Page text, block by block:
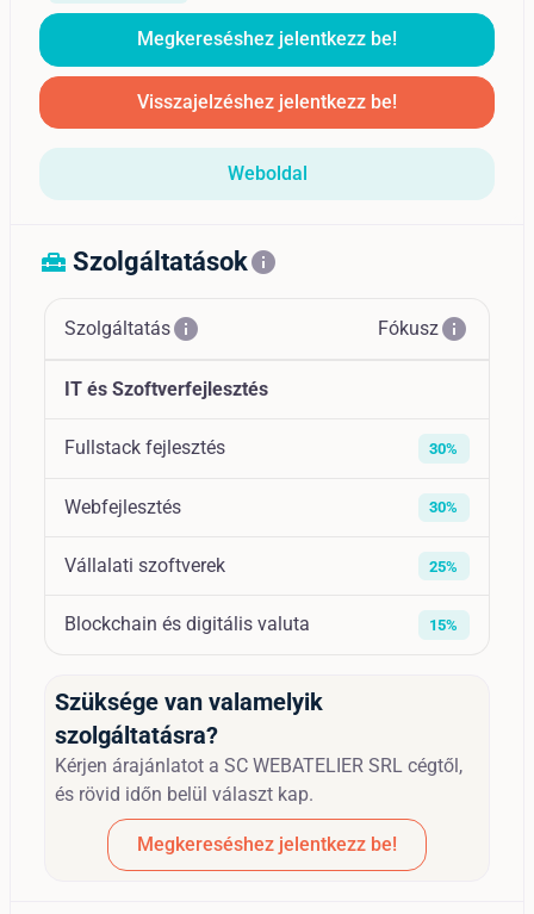
Megkereséshez jelentkezz be!
Visszajelzéshez jelentkezz be!
Weboldal
home_repair_service Szolgáltatásokinfo
Szolgáltatásinfo Fókuszinfo
IT és Szoftverfejlesztés
Fullstack fejlesztés 30%
Webfejlesztés 30%
Vállalati szoftverek 25%
Blockchain és digitális valuta 15%
Szüksége van valamelyik
szolgáltatásra?
Kérjen árajánlatot a SC WEBATELIER SRL cégtől,
és rövid időn belül választ kap.
Megkereséshez jelentkezz be!